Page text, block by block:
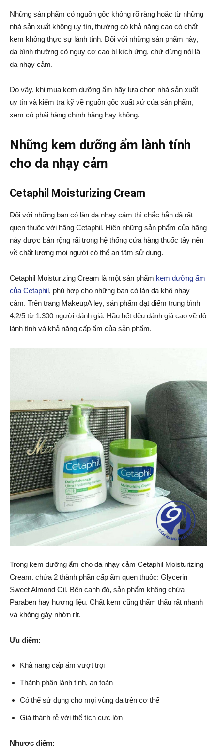
Những sản phẩm có nguồn gốc không rõ ràng hoặc từ những
nhà sản xuất không uy tín, thường có khả năng cao có chất
kem không thực sự lành tính. Đối với những sản phẩm này,
da bình thường có nguy cơ cao bị kích ứng, chứ đừng nói là
da nhạy cảm.
Do vậy, khi mua kem dưỡng ẩm hãy lựa chọn nhà sản xuất
uy tín và kiểm tra kỹ về nguồn gốc xuất xứ của sản phẩm,
xem có phải hàng chính hãng hay không.
Những kem dưỡng ẩm lành tính
cho da nhạy cảm
Cetaphil Moisturizing Cream
Đối với những bạn có làn da nhạy cảm thì chắc hẳn đã rất
quen thuộc với hãng Cetaphil. Hiện những sản phẩm của hãng
này được bán rộng rãi trong hệ thống cửa hàng thuốc tây nên
về chất lượng mọi người có thể an tâm sử dụng.
Cetaphil Moisturizing Cream là một sản phẩm kem dưỡng ẩm
của Cetaphil, phù hợp cho những bạn có làn da khô nhạy
cảm. Trên trang MakeupAlley, sản phẩm đạt điểm trung bình
4,2/5 từ 1.300 người đánh giá. Hầu hết đều đánh giá cao về độ
lành tính và khả năng cấp ẩm của sản phẩm.
Trong kem dưỡng ẩm cho da nhạy cảm Cetaphil Moisturizing
Cream, chứa 2 thành phần cấp ẩm quen thuộc: Glycerin
Sweet Almond Oil. Bên cạnh đó, sản phẩm không chứa
Paraben hay hương liệu. Chất kem cũng thẩm thấu rất nhanh
và không gây nhờn rít.
Ưu điểm:
Khả năng cấp ẩm vượt trội
Thành phần lành tính, an toàn
Có thể sử dụng cho mọi vùng da trên cơ thể
Giá thành rẻ với thể tích cực lớn
Nhược điểm: